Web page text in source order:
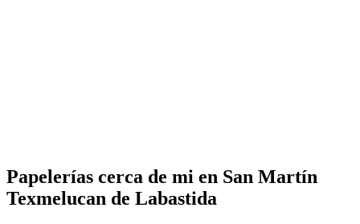
Papelerías cerca de mi en San Martín
Texmelucan de Labastida